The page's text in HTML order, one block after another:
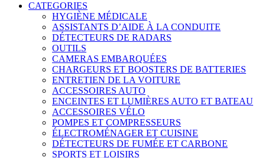
CATEGORIES
HYGIÈNE MÉDICALE
ASSISTANTS D’AIDE À LA CONDUITE
DÉTECTEURS DE RADARS
OUTILS
CAMERAS EMBARQUÉES
CHARGEURS ET BOOSTERS DE BATTERIES
ENTRETIEN DE LA VOITURE
ACCESSOIRES AUTO
ENCEINTES ET LUMIÈRES AUTO ET BATEAU
ACCESSOIRES VÉLO
POMPES ET COMPRESSEURS
ÉLECTROMÉNAGER ET CUISINE
DÉTECTEURS DE FUMÉE ET CARBONE
SPORTS ET LOISIRS